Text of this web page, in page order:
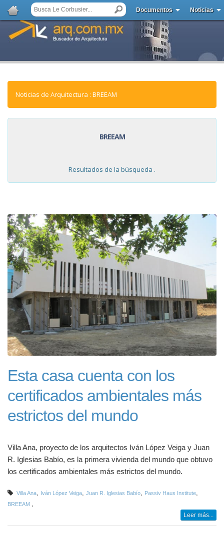
Documentos Noticias
Noticias de Arquitectura : BREEAM
BREEAM
Resultados de la búsqueda .
Esta casa cuenta con los
certificados ambientales más
estrictos del mundo
Villa Ana, proyecto de los arquitectos Iván López Veiga y Juan
R. Iglesias Babío, es la primera vivienda del mundo que obtuvo
los certificados ambientales más estrictos del mundo.
Villa Ana, Iván López Veiga, Juan R. Iglesias Babío, Passiv Haus Institute,
BREEAM ,
Leer más...